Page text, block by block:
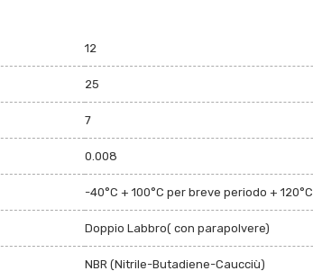
12
25
7
0.008
-40°C + 100°C per breve periodo + 120°C
Doppio Labbro( con parapolvere)
NBR (Nitrile-Butadiene-Caucciù)